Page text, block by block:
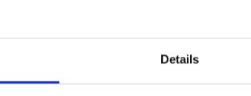
Details
effektiv uppsamling av partiklar i SMF-filtret.
livslängden. För stora mängder damm (och
livslängd på maskinen.